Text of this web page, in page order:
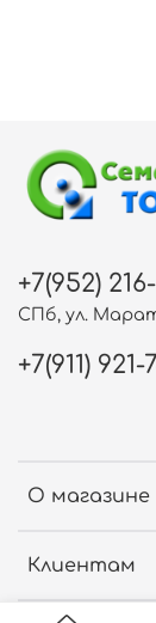
О магазине
Клиентам
+7(952)
СПб, ул.
+7(911) 921-